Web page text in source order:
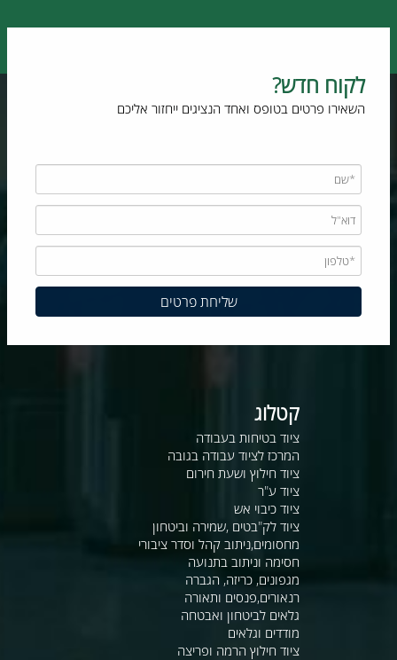
לקוח חדש?
השאירו פרטים בטופס ואחד הנציגים ייחזור אליכם
קטלוג
ציוד בטיחות בעבודה
המרכז לציוד עבודה בגובה
ציוד חילוץ ושעת חירום
ציוד ע"ר
ציוד כיבוי אש
ציוד לק"בטים ,שמירה וביטחון
מחסומים,ניתוב קהל וסדר ציבורי
חסימה וניתוב בתנועה
מגפונים, כריזה, הגברה
רנאורים,פנסים ותאורה
גלאים לביטחון ואבטחה
מודדים וגלאים
ציוד חילוץ הרמה ופריצה